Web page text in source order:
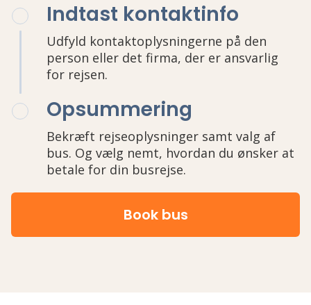
Indtast kontaktinfo
Udfyld kontaktoplysningerne på den
person eller det firma, der er ansvarlig
for rejsen.
Opsummering
Bekræft rejseoplysninger samt valg af
bus. Og vælg nemt, hvordan du ønsker at
betale for din busrejse.
Book bus